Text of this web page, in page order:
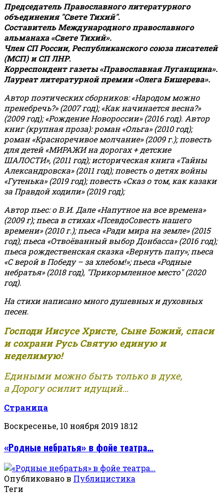
Председатель Православного литературного
объединения "Свете Тихий".
Составитель Международного православного
альманаха «Свете Тихий».
Член СП России, Республиканского союза писателей
(МСП) и СП ЛНР.
Корреспондент газеты «Православная Луганщина».
Лауреат литературной премии «Олега Бишерева».
Автор поэтических сборников: «Народом можно
пренебречь?» (2007 год); «Как начинается весна?»
(2009 год); «Рождение Новороссии» (2016 год). Автор
книг (крупная проза): роман «Ольга» (2010 год);
роман «Красноречивое молчание» (2009 г.); повесть
для детей «МИРАЖИ на дорогах + детские
ШАЛОСТИ», (2011 год); историческая книга «Тайны
Александровска» (2011 год); повесть о детях войны
«Гутенька» (2019 год); повесть «Сказ о том, как казаки
за Правдой ходили» (2019 год);
Автор пьес: о В.И. Дале «Напутное на все времена»
(2009 г); пьеса в стихах «ПсевдоСовесть нашего
времени» (2010 г.); пьеса «Ради мира на земле» (2015
год); пьеса «Отвоёванный выбор Донбасса» (2016 год);
пьеса рождественская сказка «Вернуть папу»; пьеса
«С верой в Победу – за хлебом!»;пьеса «Родные
небратья» (2018 год), "Прикормленное место" (2020
год).
На стихи написано много душевных и духовных
песен.
Господи Иисусе Христе, Сыне Божий, спаси
и сохрани Русь Святую единую и
неделимую!
Едиными можно быть только в духе,
а Дорогу осилит идущий...
Страница
Воскресенье, 10 ноября 2019 18:12
«Родные небратья» в фойе театра…
Опубликовано в Публицистика
Теги